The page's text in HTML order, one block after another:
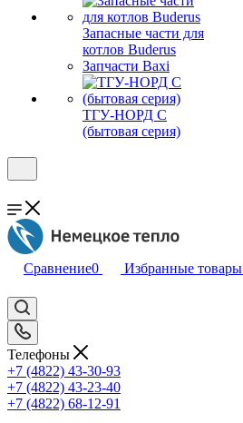
Запасные части для
котлов Buderus
Запчасти Baxi
ТГУ-НОРД С
(бытовая серия)
Сравнение0 Избранные товары
Телефоны
+7 (4822) 43-30-93
+7 (4822) 43-23-40
+7 (4822) 68-12-91